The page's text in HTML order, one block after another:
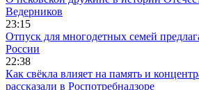
Ведерников
23:15
Отпуск для многодетных семей
России
22:38
Как свёкла влияет на память и
рассказали в Роспотребнадзоре